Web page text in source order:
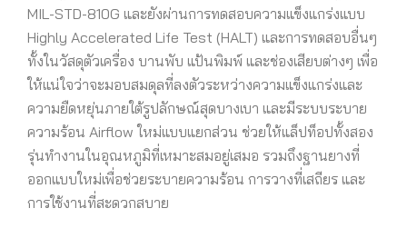
MIL-STD-810G และยังผ่านการทดสอบความแข็งแกร่งแบบ
Highly Accelerated Life Test (HALT) และการทดสอบอื่นๆ
ทั้งในวัสดุตัวเครื่อง บานพับ แป้นพิมพ์ และช่องเสียบต่างๆ เพื่อ
ให้แน่ใจว่าจะมอบสมดุลที่ลงตัวระหว่างความแข็งแกร่งและ
ความยืดหยุ่นภายใต้รูปลักษณ์สุดบางเบา และมีระบบระบาย
ความร้อน Airflow ใหม่แบบแยกส่วน ช่วยให้แล็ปท็อปทั้งสอง
รุ่นทำงานในอุณหภูมิที่เหมาะสมอยู่เสมอ รวมถึงฐานยางที่
ออกแบบใหม่เพื่อช่วยระบายความร้อน การวางที่เสถียร และ
การใช้งานที่สะดวกสบาย